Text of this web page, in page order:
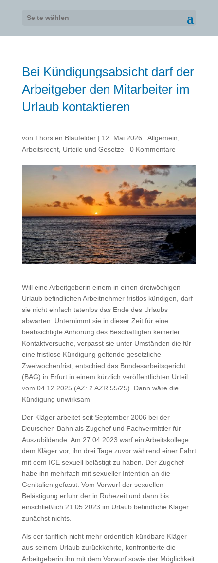
Seite wählen
Bei Kündigungsabsicht darf der
Arbeitgeber den Mitarbeiter im
Urlaub kontaktieren
von Thorsten Blaufelder| 12. Mai 2026 | Allgemein
Arbeitsrecht, Urteile und Gesetze | 0 Kommentare
Will eine Arbeitgeberin einem in einen dreiwöchigen
Urlaub befindlichen Arbeitnehmer fristlos kündigen, darf
sie nicht einfach tatenlos das Ende des Urlaubs
abwarten. Unternimmt sie in dieser Zeit für eine
beabsichtigte Anhörung des Beschäftigten keinerlei
Kontaktversuche, verpasst sie unter Umständen die für
eine fristlose Kündigung geltende gesetzliche
Zweiwochenfrist, entschied das Bundesarbeitsgericht
(BAG) in Erfurt in einem kürzlich veröffentlichten Urteil
vom 04.12.2025 (AZ: 2 AZR 55/25). Dann wäre die
Kündigung unwirksam.
Der Kläger arbeitet seit September 2006 bei der
Deutschen Bahn als Zugchef und Fachvermittler für
Auszubildende. Am 27.04.2023 warf ein Arbeitskollege
dem Kläger vor, ihn drei Tage zuvor während einer Fahrt
mit dem ICE sexuell belästigt zu haben. Der Zugchef
habe ihn mehrfach mit sexueller Intention an die
Genitalien gefasst. Vom Vorwurf der sexuellen
Belästigung erfuhr der in Ruhezeit und dann bis
einschließlich 21.05.2023 im Urlaub befindliche Kläger
zunächst nichts.
Als der tariflich nicht mehr ordentlich kündbare Kläger
aus seinem Urlaub zurückkehrte, konfrontierte die
Arbeitgeberin ihn mit dem Vorwurf sowie der Möglichkeit